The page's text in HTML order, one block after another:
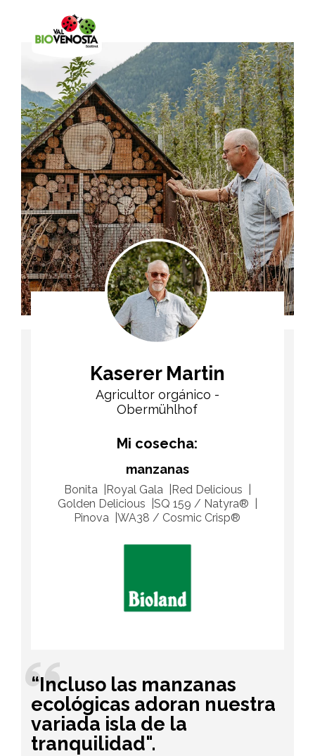
Kaserer Martin
Agricultor orgánico -
Obermühlhof
Mi cosecha:
manzanas
Bonita Royal Gala
Red Delicious
Golden Delicious
SQ 159 / Natyra®
Pinova
WA38 / Cosmic Crisp®
“Incluso las manzanas
ecológicas adoran nuestra
variada isla de la
tranquilidad".